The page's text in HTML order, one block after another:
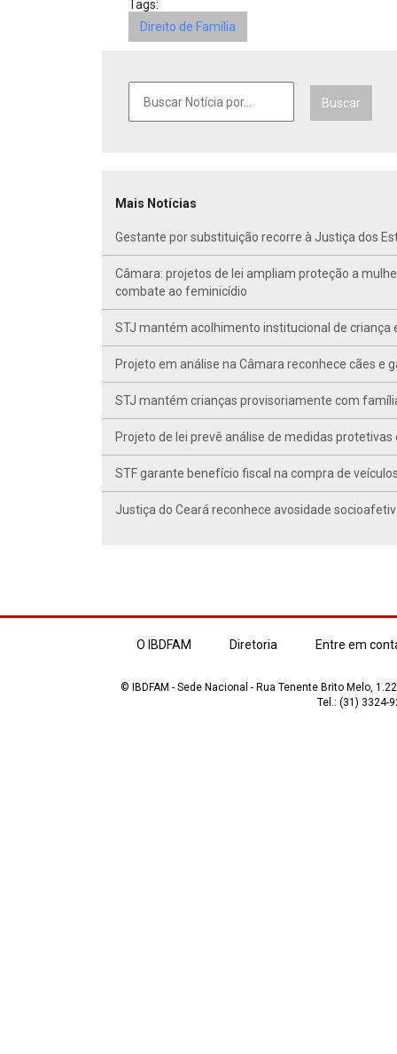
Tags:
Direito de Família
Buscar
Mais Notícias
Gestante por substituição recorre à Justiça dos
Câmara: projetos de lei ampliam proteção a
combate ao feminicídio
STJ mantém acolhimento institucional de criança
Projeto em análise na Câmara reconhece cães e
STJ mantém crianças provisoriamente com
Projeto de lei prevê análise de medidas
STF garante benefício fiscal na compra de
Justiça do Ceará reconhece avosidade
O IBDFAM Diretoria Entre em
© IBDFAM - Sede Nacional - Rua Tenente Brito Melo,
Tel.: (31) 3324-